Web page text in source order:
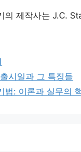
의 제작사는 J.C.
시일과 그 특징들
법: 이론과 실무의